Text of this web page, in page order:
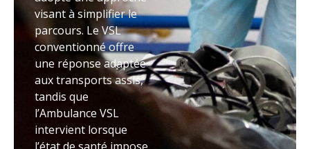
visant à simplifier le
parcours. Le VSL
conventionné offre
une réponse adaptée
aux transports assis,
tandis que
l’Ambulance VSL
intervient lorsque